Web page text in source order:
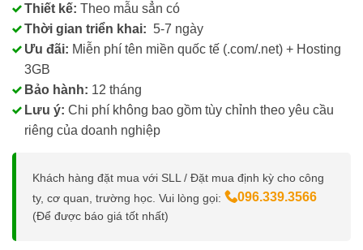
Thiết kế: Theo mẫu sẳn có
Thời gian triển khai: 5-7 ngày
Ưu đãi: Miễn phí tên miền quốc tế (.com/.net) + Hosting
3GB
Bảo hành: 12 tháng
Lưu ý: Chi phí không bao gồm tùy chỉnh theo yêu cầu
riêng của doanh nghiệp
Khách hàng đặt mua với SLL / Đặt mua định kỳ cho công
ty, cơ quan, trường học. Vui lòng gọi:
096.339.3566
(Để được báo giá tốt nhất)